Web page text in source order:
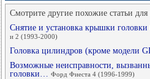
Смотрите другие похожие статьи
Снятие и установка крышки
и 2 (1993-2000)
Головка цилиндров (кроме модели
Возможные неисправности,
головки… Форд Фиеста 4 (1996-1999)